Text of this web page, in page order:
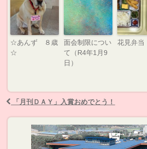
☆あんず ８歳
☆
面会制限につい
て（R4年1月9
日）
花見弁当
「月刊ＤＡＹ」入賞おめでとう！